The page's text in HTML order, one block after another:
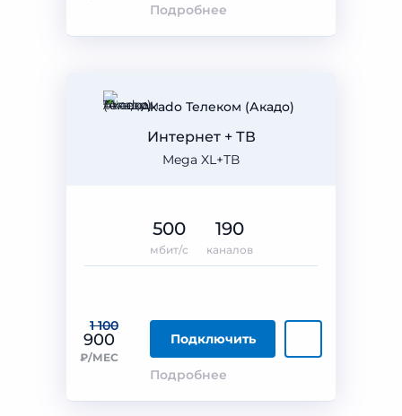
Подробнее
Akado Телеком (Акадо)
Mega XL+ТВ
Интернет + ТВ
1 100
900
₽/МЕС
Подключить
Подробнее
500
мбит/с
190
каналов